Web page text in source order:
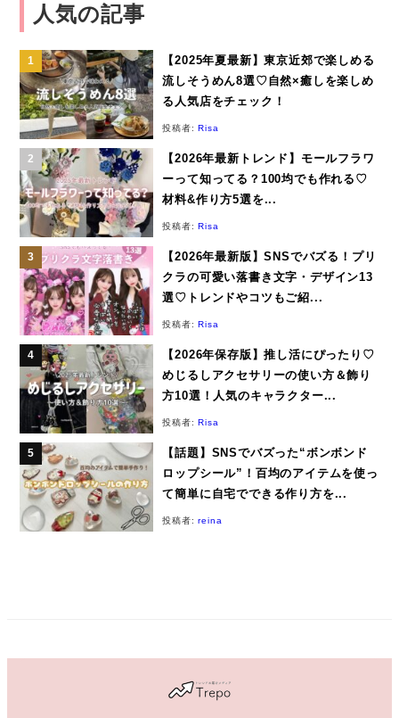
人気の記事
【2025年夏最新】東京近郊で楽しめる
流しそうめん8選♡自然×癒しを楽しめ
る人気店をチェック！
投稿者:Risa
【2026年最新トレンド】モールフラワ
ーって知ってる？100均でも作れる♡
材料&作り方5選を...
投稿者:Risa
【2026年最新版】SNSでバズる！プリ
クラの可愛い落書き文字・デザイン13
選♡トレンドやコツもご紹...
投稿者:Risa
【2026年保存版】推し活にぴったり♡
めじるしアクセサリーの使い方＆飾り
方10選！人気のキャラクター...
投稿者:Risa
【話題】SNSでバズった“ボンボンド
ロップシール”！百均のアイテムを使っ
て簡単に自宅でできる作り方を...
投稿者:reina